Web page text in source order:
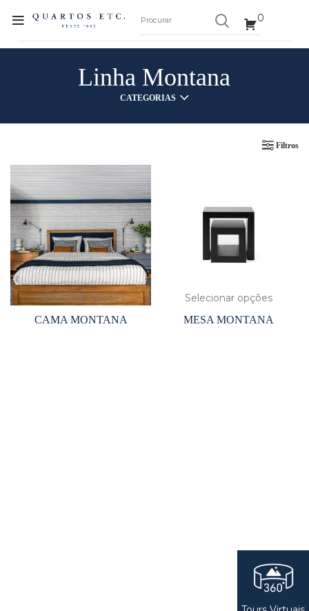
0
Linha Montana
CATEGORIAS
Filtros
Selecionar opções
CAMA MONTANA
Selecionar opções
MESA MONTANA